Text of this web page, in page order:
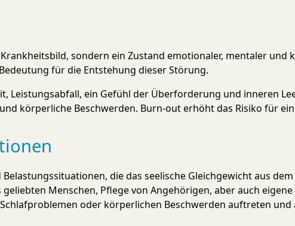
son­dern ein Zu­stand emo­tio­naler, men­taler
für die Ent­stehung dieser Störung.
Leistungs­ab­fall, ein Ge­fühl der Über­for­der­ung und inneren
kör­per­liche Be­schwer­den. Burn-out er­höht das Risiko für
Be­lastungs­situ­a­tio­nen, die das see­lische Gleich­ge­wicht aus
Men­schen, Pflege von An­ge­hörigen, aber auch
oder kör­per­lichen Be­schwer­den auf­treten